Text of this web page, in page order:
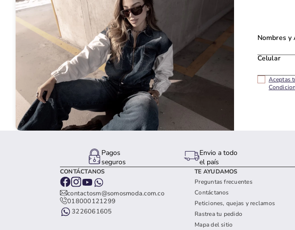
Nombres y
Celular
Aceptas
Pagos
seguros
Envio a todo
el país
CONTÁCTANOS
contactosm@somosmoda.com.co
018000121299
3226061605
TE AYUDAMOS
Preguntas frecuentes
Contáctanos
Peticiones, quejas y reclamos
Rastrea tu pedido
Mapa del sitio